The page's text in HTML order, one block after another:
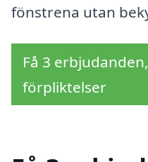
fönstrena utan
Få 3
förpliktelser